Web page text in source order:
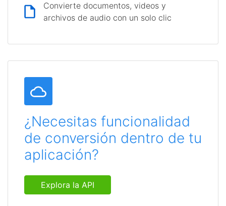
Convierte documentos, videos y
archivos de audio con un solo clic
¿Necesitas funcionalidad
de conversión dentro de tu
aplicación?
Explora la API